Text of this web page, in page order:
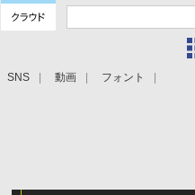
SNS 動画 フォント